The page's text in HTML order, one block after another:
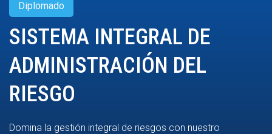
Diplomado
SISTEMA INTEGRAL DE
ADMINISTRACIÓN DEL
RIESGO
Domina la gestión integral de riesgos con nuestro